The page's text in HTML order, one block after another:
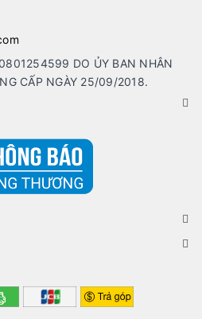
đây, mang tới cảm giác đắm chìm
thời với lớp phủ chống chói
hỗ trợ làm việc thuận lợi hơn ở
phải làm việc ngoài trời.
DO ỦY BAN NHÂN
CẤP NGÀY 25/09/2018.